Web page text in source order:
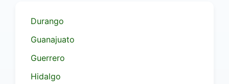
Durango
Guanajuato
Guerrero
Hidalgo